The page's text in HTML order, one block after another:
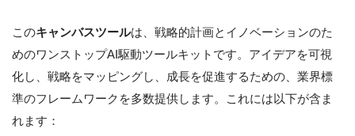
このキャンバスツールは、戦略的計画とイノベーションのた
めのワンストップAI駆動ツールキットです。アイデアを可視
化し、戦略をマッピングし、成長を促進するための、業界標
準のフレームワークを多数提供します。これには以下が含ま
れます：